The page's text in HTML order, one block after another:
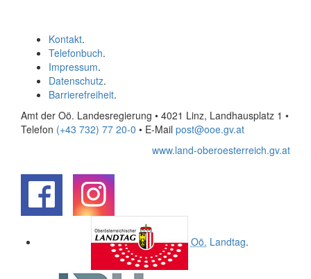
Kontakt.
Telefonbuch.
Impressum.
Datenschutz.
Barrierefreiheit.
Amt der Oö. Landesregierung • 4021 Linz, Landhausplatz 1 •
Telefon (+43 732) 77 20-0 • E-Mail post@ooe.gv.at
www.land-oberoesterreich.gv.at
Oö. Landtag.